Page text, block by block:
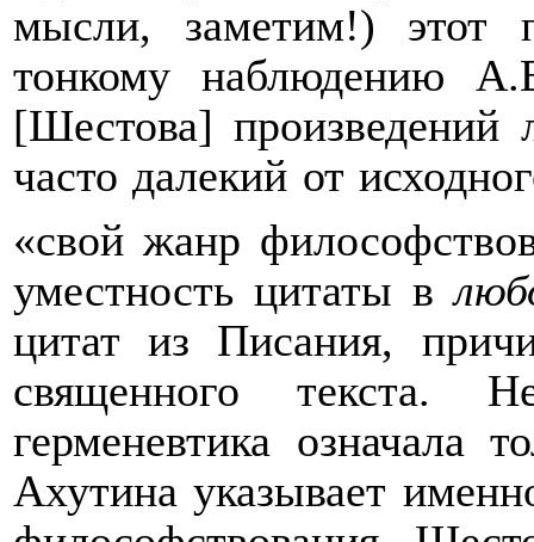
мысли, заметим!) этот
тонкому наблюдению
[Шестова] произведений
часто далекий от
«свой жанр
уместность цитаты в
цитат из Писания,
священного текста.
герменевтика означала
Ахутина указывает